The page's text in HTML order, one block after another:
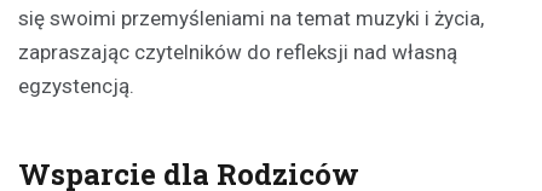
się swoimi przemyśleniami na temat muzyki i życia,
zapraszając czytelników do refleksji nad własną
egzystencją.
Wsparcie dla Rodziców